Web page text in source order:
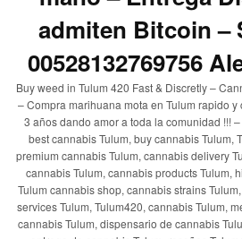
admiten Bitcoin –
00528132769756
Buy weed in Tulum 420 Fast & Discretly –
– Compra marihuana mota en Tulum rapido
3 años dando amor a toda la comunidad !!!
best cannabis Tulum, buy cannabis Tulum,
premium cannabis Tulum, cannabis delivery
cannabis Tulum, cannabis products Tulum,
Tulum cannabis shop, cannabis strains
services Tulum, Tulum420, cannabis Tulum,
cannabis Tulum, dispensario de cannabis